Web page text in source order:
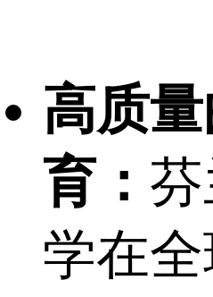
高质
育：
学在